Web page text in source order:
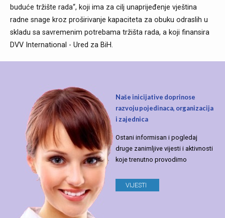
buduće tržište rada“, koji ima za cilj unaprijeđenje vještina
radne snage kroz proširivanje kapaciteta za obuku odraslih u
skladu sa savremenim potrebama tržišta rada, a koji finansira
DVV International - Ured za BiH.
Naše inicijative doprinose
razvoju pojedinaca, organizacija
i zajednica
Ostani informisan i pogledaj
druge zanimljive vijesti i aktivnosti
koje trenutno provodimo
VIJESTI